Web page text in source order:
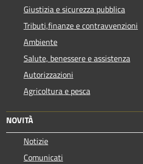
Giustizia e sicurezza pubblica
Tributi,finanze e contravvenzioni
Ambiente
Salute, benessere e assistenza
Autorizzazioni
Agricoltura e pesca
NOVITÀ
Notizie
Comunicati